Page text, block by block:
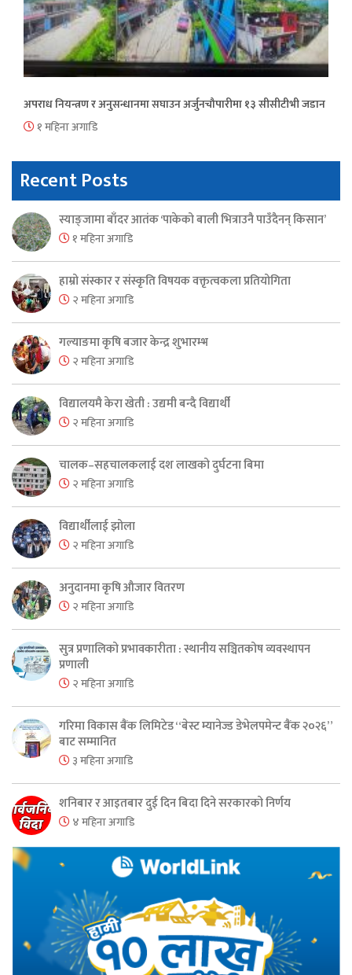
अपराध नियन्त्रण र अनुसन्धानमा सघाउन अर्जुनचौपारीमा १३ सीसीटीभी जडान
१ महिना अगाडि
Recent Posts
स्याङ्जामा बाँदर आतंक ‘पाकेको बाली भित्राउनै पाउँदैनन् किसान’
१ महिना अगाडि
हाम्रो संस्कार र संस्कृति विषयक वक्तृत्वकला प्रतियोगिता
२ महिना अगाडि
गल्याङमा कृषि बजार केन्द्र शुभारम्भ
२ महिना अगाडि
विद्यालयमै केरा खेती : उद्यमी बन्दै विद्यार्थी
२ महिना अगाडि
चालक–सहचालकलाई दश लाखको दुर्घटना बिमा
२ महिना अगाडि
विद्यार्थीलाई झोला
२ महिना अगाडि
अनुदानमा कृषि औजार वितरण
२ महिना अगाडि
सुत्र प्रणालिको प्रभावकारीता : स्थानीय सञ्चितकोष व्यवस्थापन
प्रणाली
२ महिना अगाडि
गरिमा विकास बैंक लिमिटेड “बेस्ट म्यानेज्ड डेभेलपमेन्ट बैंक २०२६”
बाट सम्मानित
३ महिना अगाडि
शनिबार र आइतबार दुई दिन बिदा दिने सरकारको निर्णय
४ महिना अगाडि